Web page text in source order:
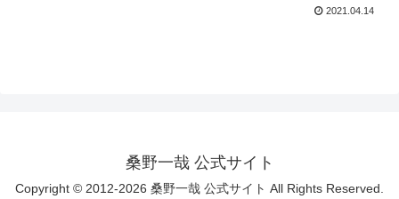
2021.04.14
桑野一哉 公式サイト
Copyright © 2012-2026 桑野一哉 公式サイト All Rights Reserved.